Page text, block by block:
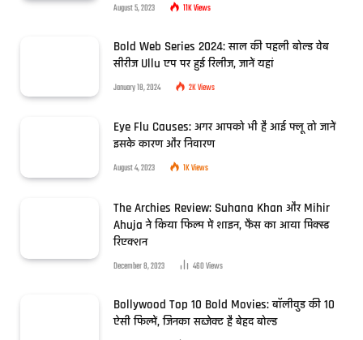
August 5, 2023 11KViews
Bold Web Series 2024: साल की पहली बोल्ड वेब
सीरीज Ullu एप पर हुई रिलीज, जानें यहां
January 18, 2024 2KViews
Eye Flu Causes: अगर आपको भी है आई फ्लू तो जानें
इसके कारण और निवारण
August 4, 2023 1KViews
The Archies Review: Suhana Khan और Mihir
Ahuja ने किया फिल्म में शाइन, फैंस का आया मिक्स्ड
रिएक्शन
December 8, 2023 460Views
Bollywood Top 10 Bold Movies: बॉलीवुड की 10
ऐसी फिल्में, जिनका सब्जेक्ट है बेहद बोल्ड